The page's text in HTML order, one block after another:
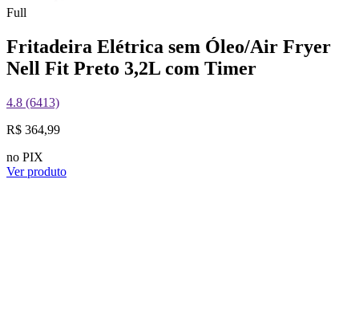
Full
Fritadeira Elétrica sem Óleo/Air Fryer
Nell Fit Preto 3,2L com Timer
4.8 (6413)
R$ 364,99
no PIX
Ver produto